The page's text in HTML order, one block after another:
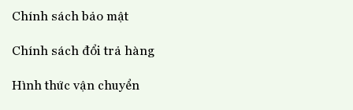
Chính sách bảo mật
Chính sách đổi trả hàng
Hình thức vận chuyển